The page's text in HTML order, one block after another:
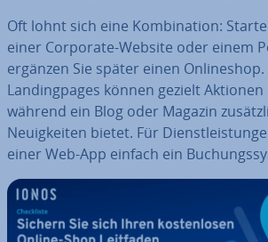
Oft lohnt sich eine Kom­bi­na­ti­on:
einer Corporate-Website oder einem
ergänzen Sie später einen
Landing­pa­ges können gezielt
während ein Blog oder Magazin
Neu­ig­kei­ten bietet. Für
einer Web-App einfach ein